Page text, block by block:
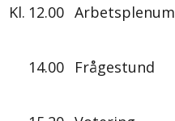
Kl. 12.00 Arbetsplenum
14.00 Frågestund